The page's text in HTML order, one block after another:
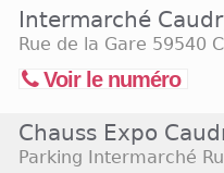
Intermarché
Rue de la Gare 59540
Voir le numéro
Chauss Expo
Parking Intermarché